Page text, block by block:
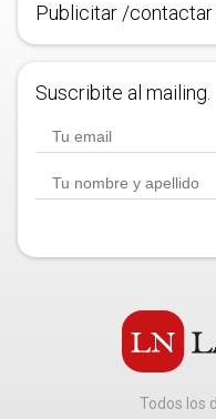
Publicitar /contactar
Suscribite al mailing.
Todos los